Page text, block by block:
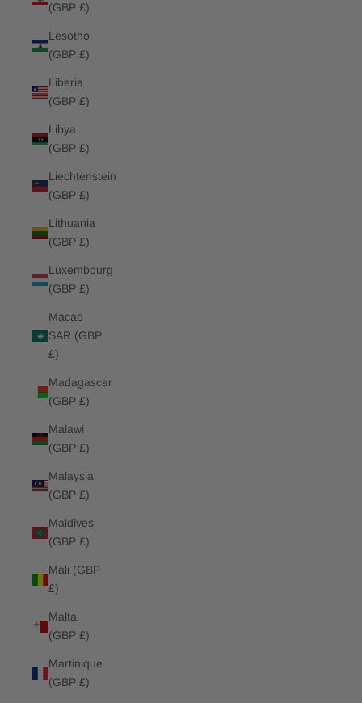
(GBP £)
Lesotho
(GBP £)
Liberia
(GBP £)
Libya
(GBP £)
Liechtenstein
(GBP £)
Lithuania
(GBP £)
Luxembourg
(GBP £)
Macao
SAR (GBP
£)
Madagascar
(GBP £)
Malawi
(GBP £)
Malaysia
(GBP £)
Maldives
(GBP £)
Mali (GBP
£)
Malta
(GBP £)
Martinique
(GBP £)